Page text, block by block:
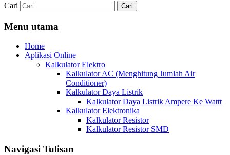
Cari
Menu utama
Home
Aplikasi Online
Kalkulator Elektro
Kalkulator AC (Menghitung Jumlah Air
Conditioner)
Kalkulator Daya Listrik
Kalkulator Daya Listrik Ampere Ke Wattt
Kalkulator Elektronika
Kalkulator Resistor
Kalkulator Resistor SMD
Navigasi Tulisan